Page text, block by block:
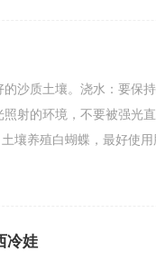
沙质土壤。浇水：要保
射的环境，不要被强光
壤养殖白蝴蝶，最好使用
冷娃